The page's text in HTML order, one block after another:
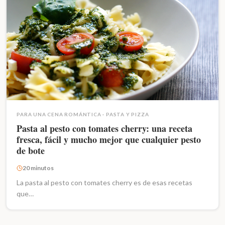
PARA UNA CENA ROMÁNTICA · PASTA Y PIZZA
Pasta al pesto con tomates cherry: una receta
fresca, fácil y mucho mejor que cualquier pesto
de bote
20 minutos
La pasta al pesto con tomates cherry es de esas recetas
que…